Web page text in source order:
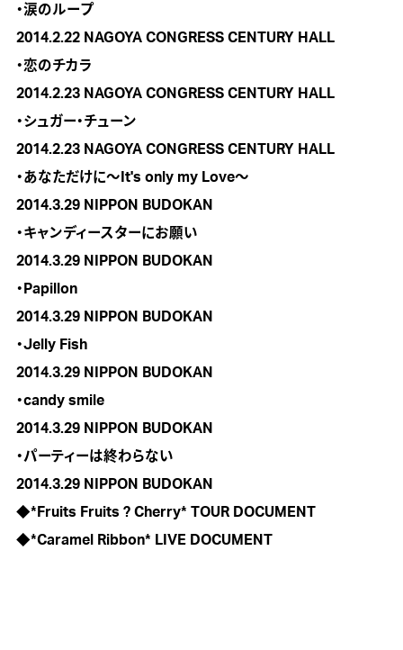
・涙のループ
2014.2.22 NAGOYA CONGRESS CENTURY HALL
・恋のチカラ
2014.2.23 NAGOYA CONGRESS CENTURY HALL
・シュガー・チューン
2014.2.23 NAGOYA CONGRESS CENTURY HALL
・あなただけに～It's only my Love～
2014.3.29 NIPPON BUDOKAN
・キャンディースターにお願い
2014.3.29 NIPPON BUDOKAN
・Papillon
2014.3.29 NIPPON BUDOKAN
・Jelly Fish
2014.3.29 NIPPON BUDOKAN
・candy smile
2014.3.29 NIPPON BUDOKAN
・パーティーは終わらない
2014.3.29 NIPPON BUDOKAN
◆*Fruits Fruits ? Cherry* TOUR DOCUMENT
◆*Caramel Ribbon* LIVE DOCUMENT